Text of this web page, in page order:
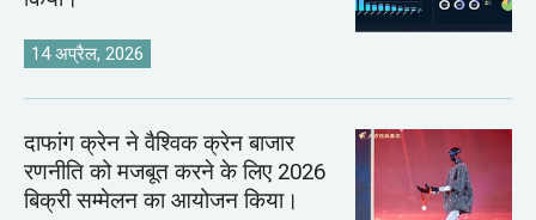
14 अप्रैल, 2026
दाफांग क्रेन ने वैश्विक क्रेन बाजार
रणनीति को मजबूत करने के लिए 2026
बिक्री सम्मेलन का आयोजन किया।